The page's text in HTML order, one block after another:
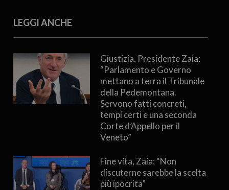
LEGGI ANCHE
Giustizia. Presidente Zaia:
“Parlamento e Governo
mettano a terra il Tribunale
della Pedemontana.
Servono fatti concreti,
tempi certi e una seconda
Corte d’Appello per il
Veneto”
Fine vita, Zaia: “Non
discuterne sarebbe la scelta
più ipocrita”